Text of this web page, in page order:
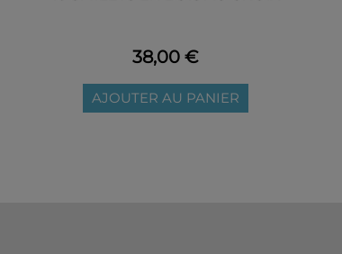
38,00 €
AJOUTER AU PANIER